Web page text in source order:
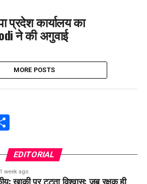
प्रदेश कार्यालय का
ने की अगुवाई
MORE POSTS
Share
EDITORIAL
1 week ago
खाकी पर टूटता विश्वास: जब रक्षक ही